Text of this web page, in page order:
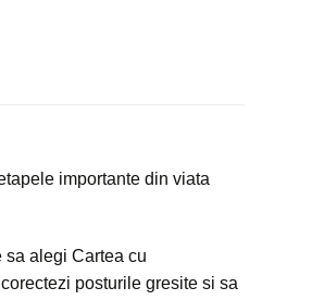
importante din viata
sa alegi Cartea cu
posturile gresite si sa